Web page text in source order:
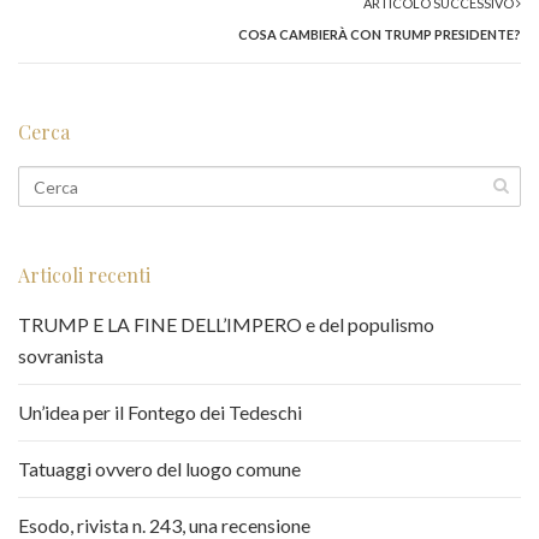
ARTICOLO SUCCESSIVO
COSA CAMBIERÀ CON TRUMP PRESIDENTE?
Cerca
Articoli recenti
TRUMP E LA FINE DELL’IMPERO e del populismo
sovranista
Un’idea per il Fontego dei Tedeschi
Tatuaggi ovvero del luogo comune
Esodo, rivista n. 243, una recensione